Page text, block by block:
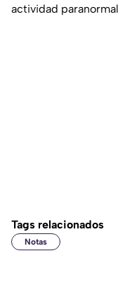
actividad paranormal
Tags relacionados
Notas